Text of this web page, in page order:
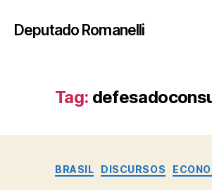
Deputado Romanelli
Tag:
BRASIL DISCURSOS